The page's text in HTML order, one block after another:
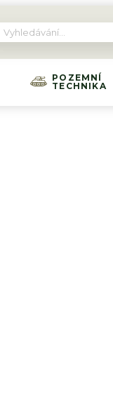
POZEMNÍ
TECHNIKA